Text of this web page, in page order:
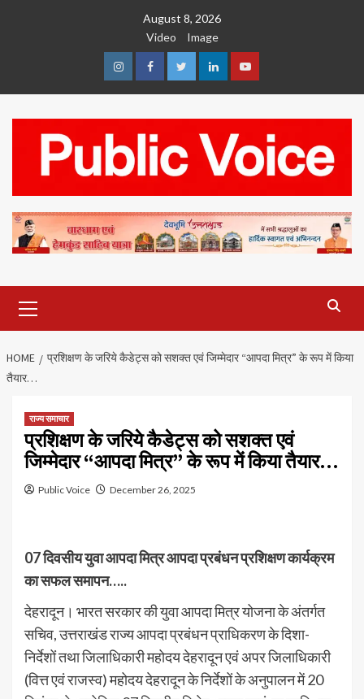
August 8, 2026
Video
Image
InstagramFacebookTwitterLinkedinYoutube
Menu
HOME
प्रशिक्षण के जरिये कैडेट्स को सशक्त एवं जिम्मेदार “आपदा मित्र” के रूप में किया
तैयार…
राज्य समाचार
प्रशिक्षण के जरिये कैडेट्स को सशक्त एवं
जिम्मेदार “आपदा मित्र” के रूप में किया तैयार…
Public Voice December 26, 2025
07 दिवसीय युवा आपदा मित्र आपदा प्रबंधन प्रशिक्षण कार्यक्रम
का सफल समापन…..
देहरादून। भारत सरकार की युवा आपदा मित्र योजना के अंतर्गत
सचिव, उत्तराखंड राज्य आपदा प्रबंधन प्राधिकरण के दिशा-
निर्देशों तथा जिलाधिकारी महोदय देहरादून एवं अपर जिलाधिकारी
(वित्त एवं राजस्व) महोदय देहरादून के निर्देशों के अनुपालन में 20